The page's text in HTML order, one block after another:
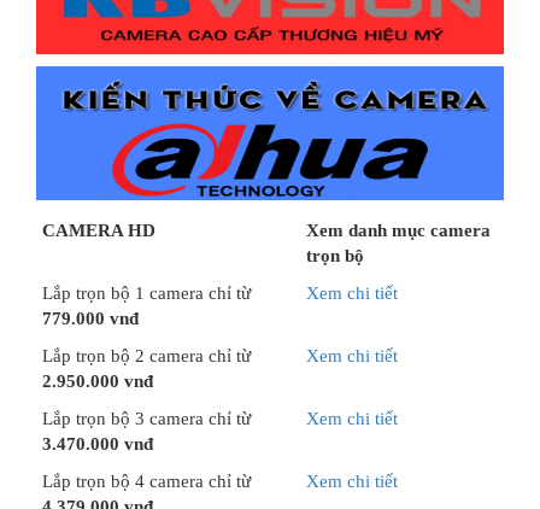
CAMERA HD
Xem danh mục camera
trọn bộ
Lắp trọn bộ 1 camera chỉ từ
779.000 vnđ
Xem chi tiết
Lắp trọn bộ 2 camera chỉ từ
2.950.000 vnđ
Xem chi tiết
Lắp trọn bộ 3 camera chỉ từ
3.470.000 vnđ
Xem chi tiết
Lắp trọn bộ 4 camera chỉ từ
Xem chi tiết